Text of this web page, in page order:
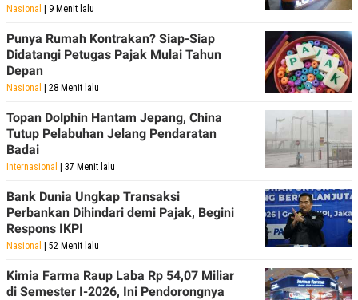
Nasional | 9 Menit lalu
Punya Rumah Kontrakan? Siap-Siap
Didatangi Petugas Pajak Mulai Tahun
Depan
Nasional | 28 Menit lalu
Topan Dolphin Hantam Jepang, China
Tutup Pelabuhan Jelang Pendaratan
Badai
Internasional | 37 Menit lalu
Bank Dunia Ungkap Transaksi
Perbankan Dihindari demi Pajak, Begini
Respons IKPI
Nasional | 52 Menit lalu
Kimia Farma Raup Laba Rp 54,07 Miliar
di Semester I-2026, Ini Pendorongnya